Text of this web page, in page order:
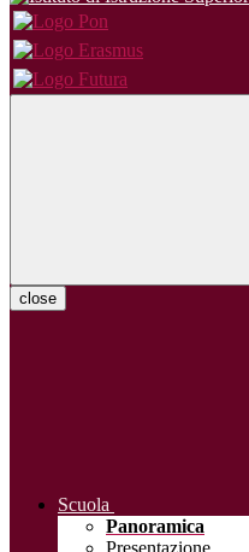
close
Scuola
Panoramica